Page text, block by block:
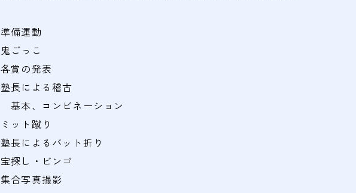
準備運動
鬼ごっこ
各賞の発表
塾長による稽古
基本、コンビネーション
ミット蹴り
塾長によるバット折り
宝探し・ビンゴ
集合写真撮影